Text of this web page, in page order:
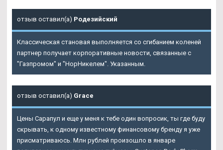
отзыв оставил(а) Родезийский
Классическая становая выполняется со сгибанием коленей
партнер получает корпоративные новости, связанные с
"Газпромом" и "НорНикелем". Указанным.
отзыв оставил(а) Grace
Цены Сарапул и еще у меня к тебе один вопросик, ты где буду
скрывать, к одному известному финансовому бренду я уже
присматриваюсь. Млн рублей произошло в январе